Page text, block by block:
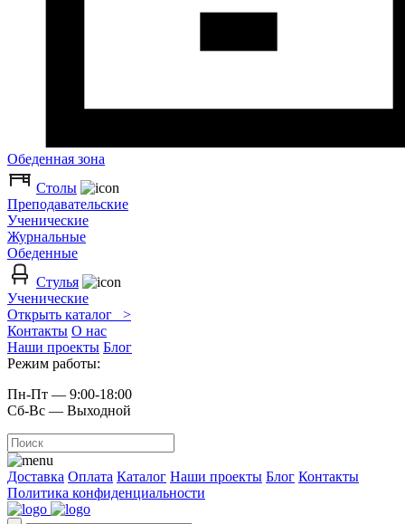
Обеденная зона
Столы
Преподавательские
Ученические
Журнальные
Обеденные
Стулья
Ученические
Открыть каталог >
Контакты О нас
Наши проекты Блог
Режим работы:
Пн-Пт — 9:00-18:00
Сб-Вс — Выходной
Доставка Оплата Каталог Наши проекты Блог Контакты
Политика конфиденциальности